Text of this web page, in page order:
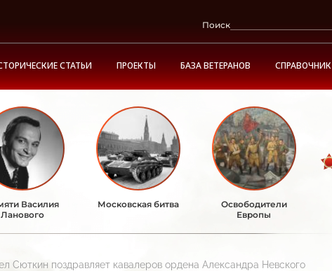
Поиск
СТАТЬИ ПРОЕКТЫ БАЗА ВЕТЕРАНОВ СПРАВОЧНИК
Василия
Ланового
Московская битва
Освободители
Европы
Сюткин поздравляет кавалеров ордена Александра Невского